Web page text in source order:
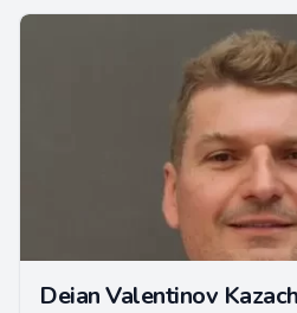
Deian Valentinov